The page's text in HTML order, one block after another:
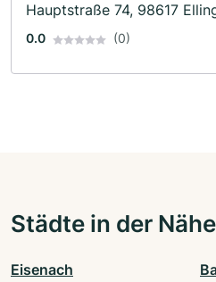
Hauptstraße 74, 98617
0.0 (0)
Städte in der Nähe
Eisenach